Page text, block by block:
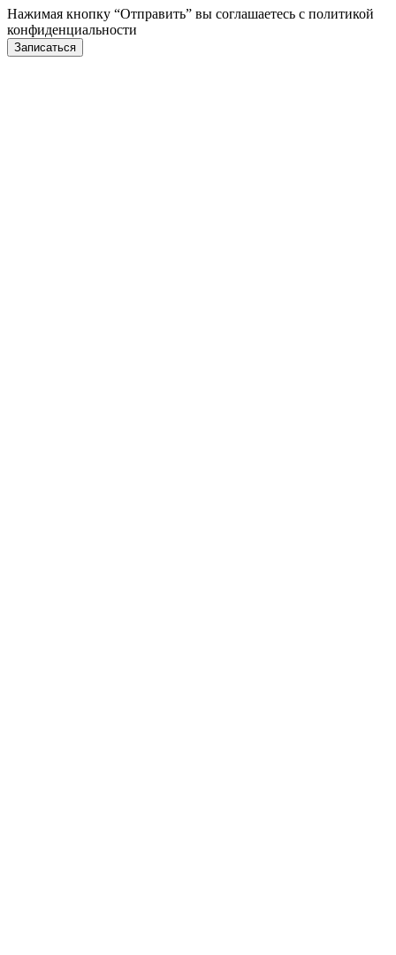
Нажимая кнопку “Отправить” вы соглашаетесь с политикой
конфиденциальности
Записаться